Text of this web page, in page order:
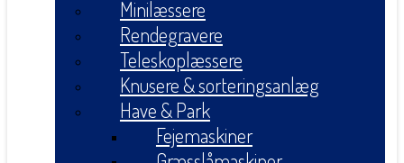
Minilæssere
Rendegravere
Teleskoplæssere
Knusere & sorteringsanlæg
Have & Park
Fejemaskiner